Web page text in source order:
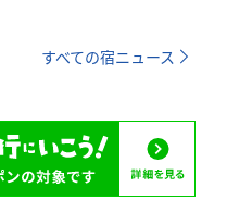
すべての宿ニュース